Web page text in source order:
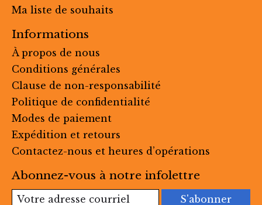
Ma liste de souhaits
Informations
À propos de nous
Conditions générales
Clause de non-responsabilité
Politique de confidentialité
Modes de paiement
Expédition et retours
Contactez-nous et heures d’opérations
Abonnez-vous à notre infolettre
S'abonner